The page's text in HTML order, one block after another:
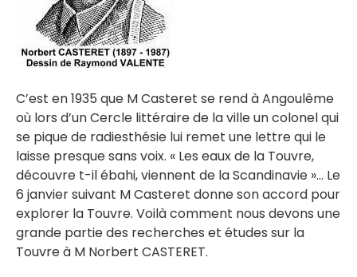
C’est en 1935 que M Casteret se rend à Angoulême
où lors d’un Cercle littéraire de la ville un colonel qui
se pique de radiesthésie lui remet une lettre qui le
laisse presque sans voix. « Les eaux de la Touvre,
découvre t-il ébahi, viennent de la Scandinavie »… Le
6 janvier suivant M Casteret donne son accord pour
explorer la Touvre. Voilà comment nous devons une
grande partie des recherches et études sur la
Touvre à M Norbert CASTERET.